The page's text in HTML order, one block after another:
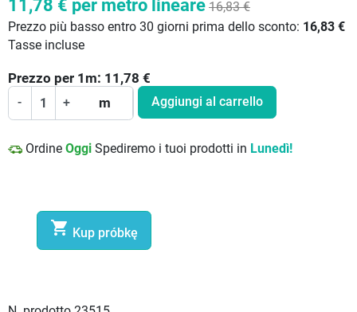
11,78 € per metro lineare 16,83 €
Prezzo più basso entro 30 giorni prima dello sconto: 16,83 €
Tasse incluse
Prezzo per 1 m: 11,78 €
- + m Aggiungi al carrello
Ordine Oggi Spediremo i tuoi prodotti in Lunedì!
 Kup próbkę